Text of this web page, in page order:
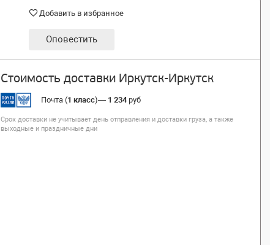
Добавить в избранное
Оповестить
Стоимость доставки Иркутск-Иркутск
Почта (1 класс)— 1 234руб
Срок доставки не учитывает день отправления и доставки груза, а также
выходные и праздничные дни